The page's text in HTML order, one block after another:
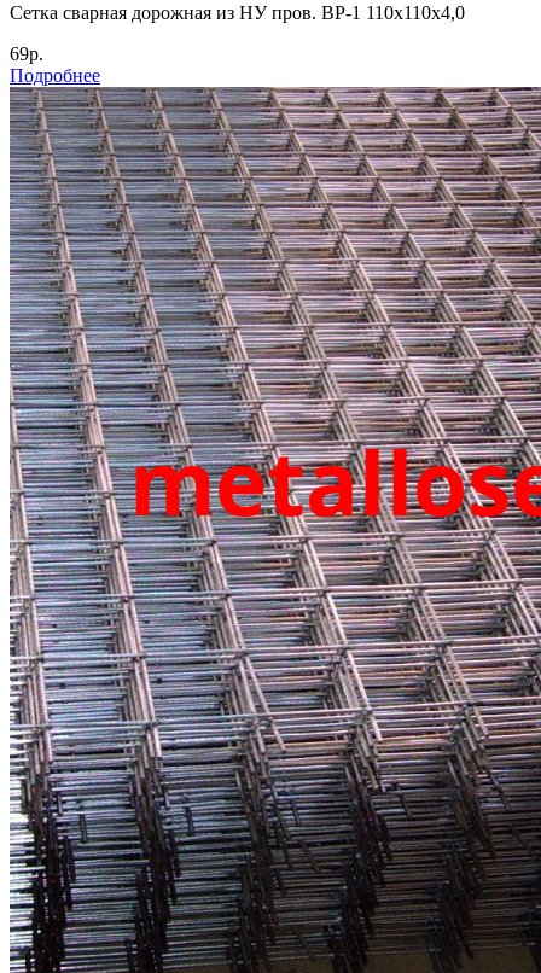
Cетка сварная дорожная из НУ пров. ВР-1 110х110х4,0
69р.
Подробнее